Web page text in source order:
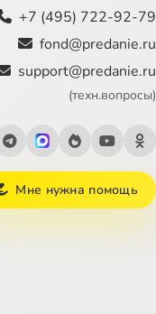
+7 (495) 722-92-79
fond@predanie.ru
support@predanie.ru
(техн.вопросы)
Мне нужна помощь